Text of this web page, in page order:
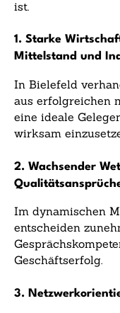
ist.
1. Starke
Mittelstand und
In Bielefeld
aus erfolgreichen
eine ideale
wirksam
2. Wachsender
Im dynamischen
entscheiden
Geschäftserfolg.
3.